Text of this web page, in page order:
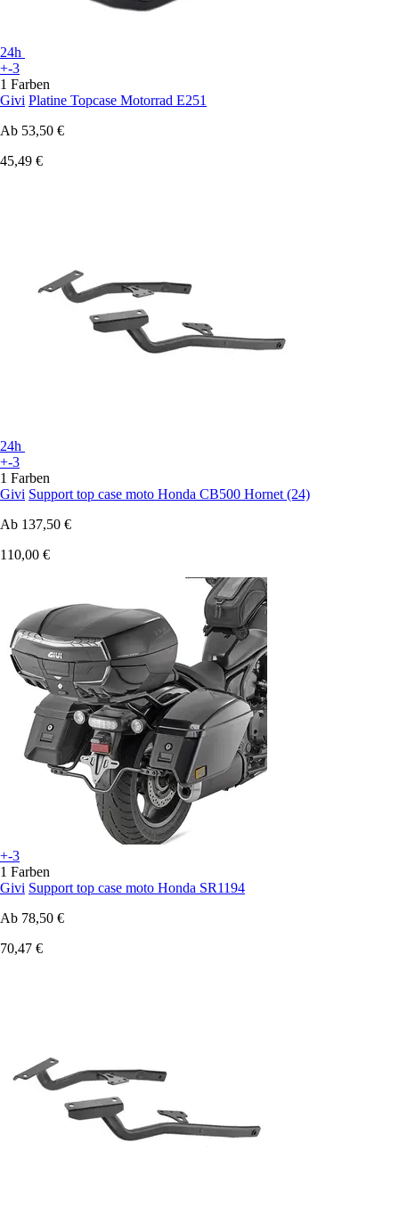
24h
+-3
1 Farben
Givi Platine Topcase Motorrad E251
Ab 53,50 €
45,49 €
24h
+-3
1 Farben
Givi Support top case moto Honda CB500 Hornet (24)
Ab 137,50 €
110,00 €
+-3
1 Farben
Givi Support top case moto Honda SR1194
Ab 78,50 €
70,47 €